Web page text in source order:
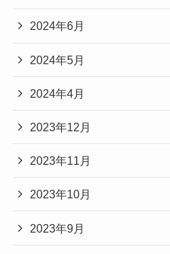
2024年6月
2024年5月
2024年4月
2023年12月
2023年11月
2023年10月
2023年9月